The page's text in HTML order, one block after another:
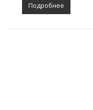
Подробнее